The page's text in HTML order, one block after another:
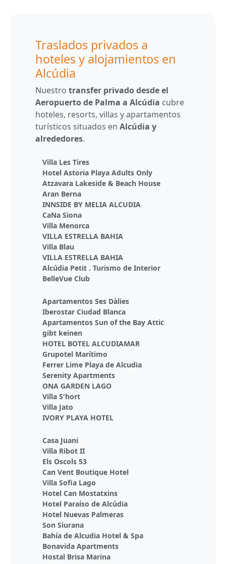
Traslados privados a
hoteles y alojamientos en
Alcúdia
Nuestro transfer privado desde el
Aeropuerto de Palma a Alcúdia cubre
hoteles, resorts, villas y apartamentos
turísticos situados en Alcúdia y
alrededores.
Villa Les Tires
Hotel Astoria Playa Adults Only
Atzavara Lakeside & Beach House
Aran Berna
INNSIDE BY MELIA ALCUDIA
CaNa Siona
Villa Menorca
VILLA ESTRELLA BAHIA
Villa Blau
VILLA ESTRELLA BAHIA
Alcúdia Petit . Turismo de Interior
BelleVue Club
Apartamentos Ses Dàlies
Iberostar Ciudad Blanca
Apartamentos Sun of the Bay Attic
gibt keinen
HOTEL BOTEL ALCUDIAMAR
Grupotel Marítimo
Ferrer Lime Playa de Alcudia
Serenity Apartments
ONA GARDEN LAGO
Villa S'hort
Villa Jato
IVORY PLAYA HOTEL
Casa Juani
Villa Ribot II
Els Oscols 53
Can Vent Boutique Hotel
Villa Sofia Lago
Hotel Can Mostatxins
Hotel Paraíso de Alcúdia
Hotel Nuevas Palmeras
Son Siurana
Bahía de Alcudia Hotel & Spa
Bonavida Apartments
Hostal Brisa Marina